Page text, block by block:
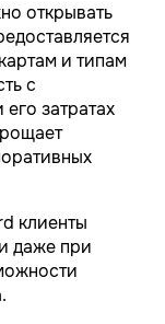
открывать
и типам
с
затратах
клиенты
даже при